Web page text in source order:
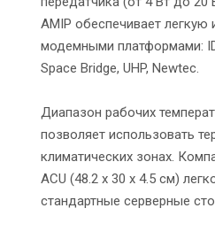
AMIP обеспечивает
модемными платформами:
Space Bridge, UHP, Newtec.
Диапазон рабочих
позволяет использовать
климатических зонах.
ACU (48.2 х 30 х 4.5 см)
стандартные серверные